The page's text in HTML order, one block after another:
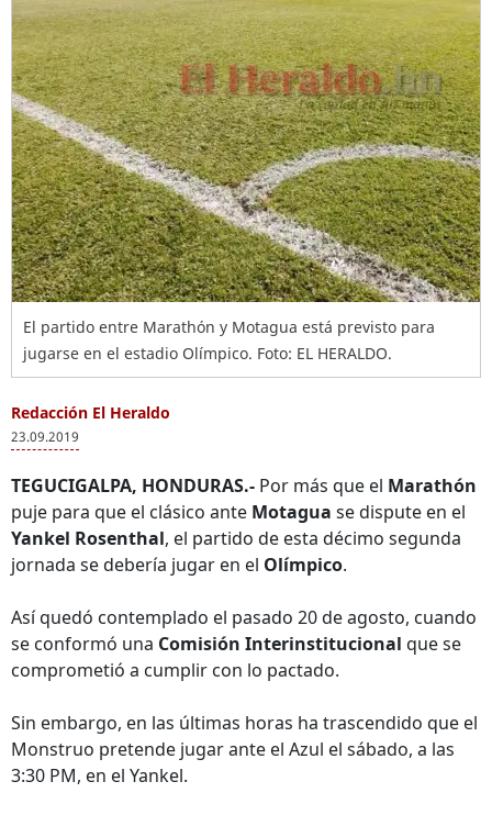
El partido entre Marathón y Motagua está previsto para
jugarse en el estadio Olímpico. Foto: EL HERALDO.
Redacción El Heraldo
23.09.2019
TEGUCIGALPA, HONDURAS.- Por más que el Marathón
puje para que el clásico ante Motagua se dispute en el
Yankel Rosenthal, el partido de esta décimo segunda
jornada se debería jugar en el Olímpico.
Así quedó contemplado el pasado 20 de agosto, cuando
se conformó una Comisión Interinstitucional que se
comprometió a cumplir con lo pactado.
Sin embargo, en las últimas horas ha trascendido que el
Monstruo pretende jugar ante el Azul el sábado, a las
3:30 PM, en el Yankel.